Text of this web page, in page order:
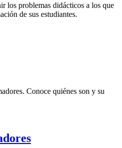
los problemas didácticos a los que
de sus estudiantes.
Conoce quiénes son y su